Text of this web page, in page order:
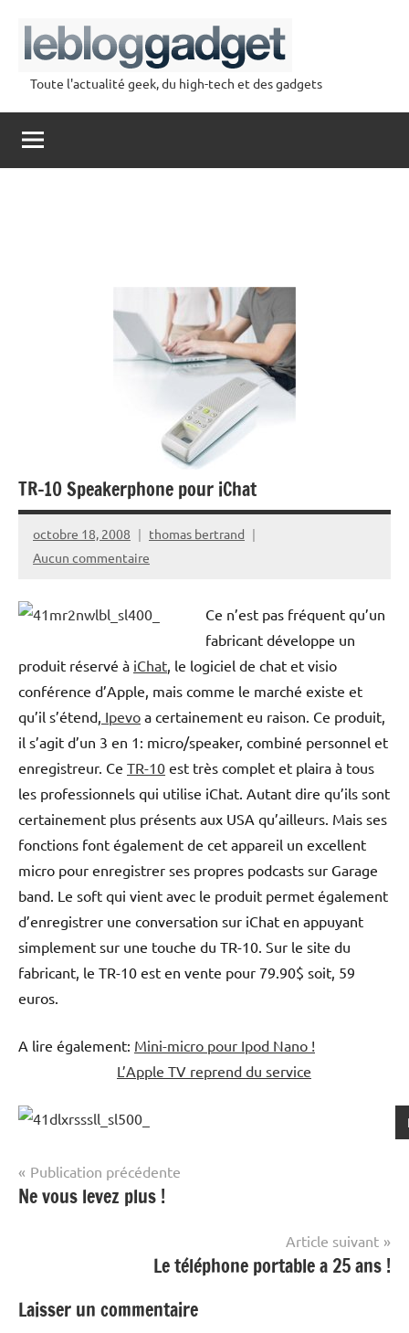
contenu
lebloggadget
Toute l'actualité geek, du high-tech et des gadgets
TR-10 Speakerphone pour iChat
octobre 18, 2008
thomas bertrand
Aucun commentaire
Ce n’est pas fréquent qu’un
fabricant développe un
produit réservé à iChat , le logiciel de chat et visio
conférence d’Apple, mais comme le marché existe et
qu’il s’étend, Ipevo a certainement eu raison. Ce produit,
il s’agit d’un 3 en 1: micro/speaker, combiné personnel et
enregistreur. Ce TR-10 est très complet et plaira à tous
les professionnels qui utilise iChat. Autant dire qu’ils sont
certainement plus présents aux USA qu’ailleurs. Mais ses
fonctions font également de cet appareil un excellent
micro pour enregistrer ses propres podcasts sur Garage
band. Le soft qui vient avec le produit permet également
d’enregistrer une conversation sur iChat en appuyant
simplement sur une touche du TR-10. Sur le site du
fabricant, le TR-10 est en vente pour 79.90$ soit, 59
euros.
A lire également: Mini-micro pour Ipod Nano !
L’Apple TV reprend du service
Navigation
de
Publication précédente
Ne vous levez plus !
Article suivant
Le téléphone portable a 25 ans !
Laisser un commentaire